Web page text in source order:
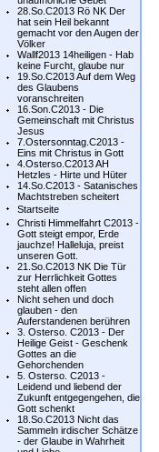
28.So.C2013 Rö NK Der
hat sein Heil bekannt
gemacht vor den Augen der
Völker
Wallf2013 14heiligen - Hab
keine Furcht, glaube nur
19.So.C2013 Auf dem Weg
des Glaubens
voranschreiten
16.Son.C2013 - Die
Gemeinschaft mit Christus
Jesus
7.Ostersonntag.C2013 -
Eins mit Christus in Gott
4.Osterso.C2013 AH
Hetzles - Hirte und Hüter
14.So.C2013 - Satanisches
Machtstreben scheitert
Startseite
Christi Himmelfahrt C2013 -
Gott steigt empor, Erde
jauchze! Halleluja, preist
unseren Gott.
21.So.C2013 NK Die Tür
zur Herrlichkeit Gottes
steht allen offen
Nicht sehen und doch
glauben - den
Auferstandenen berühren
3. Osterso. C2013 - Der
Heilige Geist - Geschenk
Gottes an die
Gehorchenden
5. Osterso. C2013 -
Leidend und liebend der
Zukunft entgegengehen, die
Gott schenkt
18.So.C2013 Nicht das
Sammeln irdischer Schätze
- der Glaube in Wahrheit